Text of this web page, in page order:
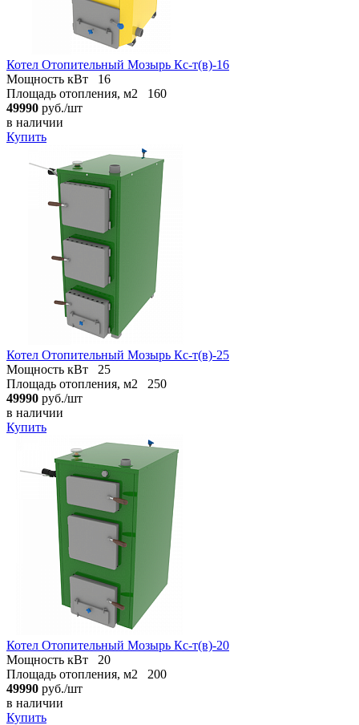
Котел Отопительный Мозырь Кс-т(в)-16
Мощность кВт
16
Площадь отопления, м2
160
49990 руб./шт
в наличии
Купить
Котел Отопительный Мозырь Кс-т(в)-25
Мощность кВт
25
Площадь отопления, м2
250
49990 руб./шт
в наличии
Купить
Котел Отопительный Мозырь Кс-т(в)-20
Мощность кВт
20
Площадь отопления, м2
200
49990 руб./шт
в наличии
Купить